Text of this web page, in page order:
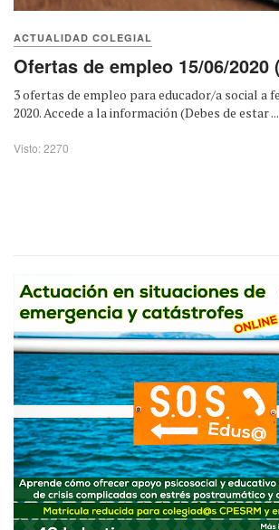
ACTUALIDAD COLEGIAL
Ofertas de empleo 15/06/2020
3 ofertas de empleo para educador/a social a
2020. Accede a la información (Debes de estar ...
Visto: 2270